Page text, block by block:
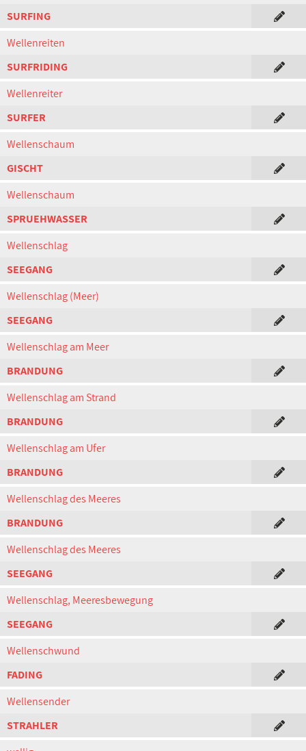
SURFING
Wellenreiten
SURFRIDING
Wellenreiter
SURFER
Wellenschaum
GISCHT
Wellenschaum
SPRUEHWASSER
Wellenschlag
SEEGANG
Wellenschlag (Meer)
SEEGANG
Wellenschlag am Meer
BRANDUNG
Wellenschlag am Strand
BRANDUNG
Wellenschlag am Ufer
BRANDUNG
Wellenschlag des Meeres
BRANDUNG
Wellenschlag des Meeres
SEEGANG
Wellenschlag, Meeresbewegung
SEEGANG
Wellenschwund
FADING
Wellensender
STRAHLER